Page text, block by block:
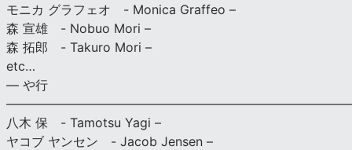
モニカ グラフェオ - Monica Graffeo –
森 宣雄 - Nobuo Mori –
森 拓郎 - Takuro Mori –
etc…
— や行
八木 保 - Tamotsu Yagi –
ヤコブ ヤンセン - Jacob Jensen –